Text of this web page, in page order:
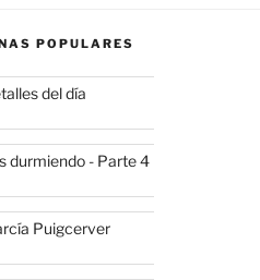
POPULARES
del día
durmiendo - Parte 4
Puigcerver